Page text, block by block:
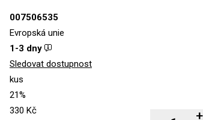
007506535
Evropská unie
1-3 dny
Sledovat dostupnost
kus
21%
330 Kč